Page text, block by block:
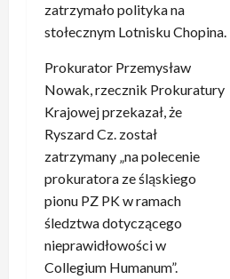
zatrzymało polityka na
stołecznym Lotnisku Chopina.
Prokurator Przemysław
Nowak, rzecznik Prokuratury
Krajowej przekazał, że
Ryszard Cz. został
zatrzymany „na polecenie
prokuratora ze śląskiego
pionu PZ PK w ramach
śledztwa dotyczącego
nieprawidłowości w
Collegium Humanum”.